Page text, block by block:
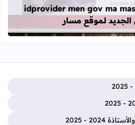
idprovider men gov ma
الجديد لموقع مسار
2024 - 2025